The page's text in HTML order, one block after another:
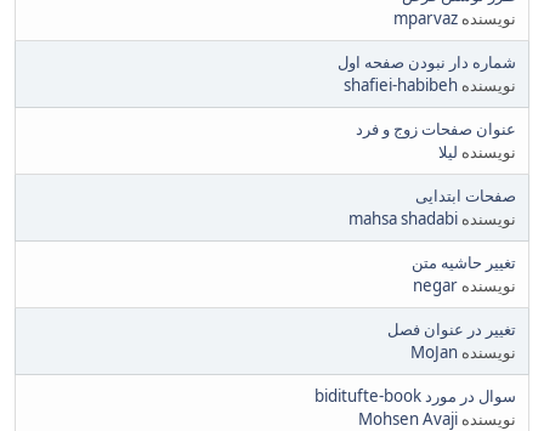
نویسنده mparvaz
شماره دار نبودن صفحه اول
نویسنده shafiei-habibeh
عنوان صفحات زوج و فرد
نویسنده لیلا
صفحات ابتدایی
نویسنده mahsa shadabi
تغییر حاشیه متن
نویسنده negar
تغییر در عنوان فصل
نویسنده MoJan
سوال در مورد biditufte-book
نویسنده Mohsen Avaji